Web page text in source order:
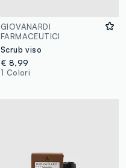
GIOVANARDI
FARMACEUTICI
Scrub viso
€ 8,99
1 Colori